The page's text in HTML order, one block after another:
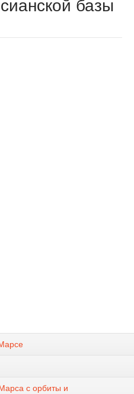
базы
с орбиты и